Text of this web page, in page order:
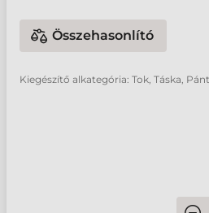
Összehasonlító
Kiegészítő alkategória: Tok, Táska, Pánt